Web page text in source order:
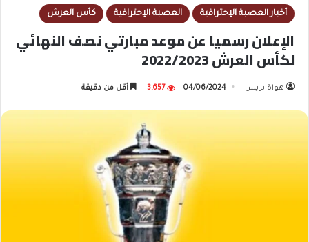
أخبار العصبة الإحترافية العصبة الإحترافية كأس العرش
الإعلان رسميا عن موعد مبارتي نصف النهائي
لكأس العرش 2022/2023
هواة بريس 04/06/2024
3,657 أقل من دقيقة